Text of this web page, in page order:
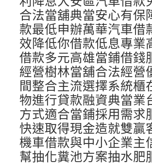
合法當舖典當安心有保
款最低申辦萬華汽車借
效降低你借款低息專業
借款多元高雄當鋪借錢
經營樹林當舖合法經營
間整合主流選擇系統
物進行貸款融資典當業
方式適合當鋪採用需求
快速取得現金造就雙贏
機車借款與中小企業主
幫抽化糞池方案抽水肥